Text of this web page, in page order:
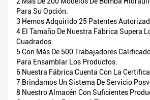
Para Su Opción.
3 Hemos Adquirido 25 Patentes
4 El Tamaño De Nuestra Fábrica Supera
Cuadrados.
5 Con Más De 500 Trabajadores
Para Ensamblar Los Productos.
6 Nuestra Fábrica Cuenta Con La
7 Brindamos Un Sistema De Servicio
8 Nuestro Almacén Con Suficientes